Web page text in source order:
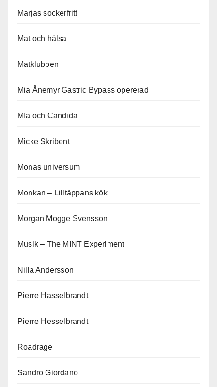
Marjas sockerfritt
Mat och hälsa
Matklubben
Mia Ånemyr Gastric Bypass opererad
MIa och Candida
Micke Skribent
Monas universum
Monkan – Lilltäppans kök
Morgan Mogge Svensson
Musik – The MINT Experiment
Nilla Andersson
Pierre Hasselbrandt
Pierre Hesselbrandt
Roadrage
Sandro Giordano